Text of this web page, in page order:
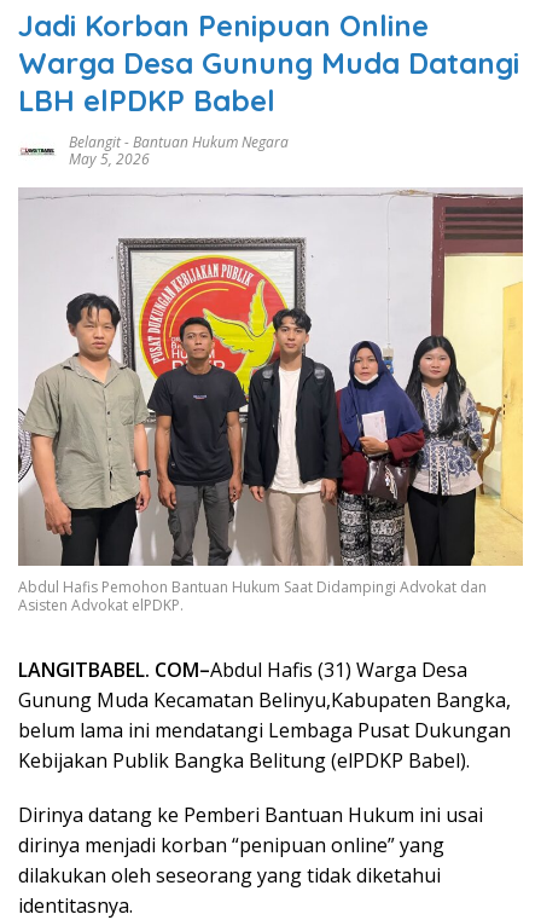
Jadi Korban Penipuan Online
Warga Desa Gunung Muda Datangi
LBH elPDKP Babel
Belangit-Bantuan Hukum Negara
May 5, 2026
Abdul Hafis Pemohon Bantuan Hukum Saat Didampingi Advokat dan
Asisten Advokat elPDKP.
LANGITBABEL. COM–Abdul Hafis (31) Warga Desa
Gunung Muda Kecamatan Belinyu,Kabupaten Bangka,
belum lama ini mendatangi Lembaga Pusat Dukungan
Kebijakan Publik Bangka Belitung (elPDKP Babel).
Dirinya datang ke Pemberi Bantuan Hukum ini usai
dirinya menjadi korban “penipuan online” yang
dilakukan oleh seseorang yang tidak diketahui
identitasnya.